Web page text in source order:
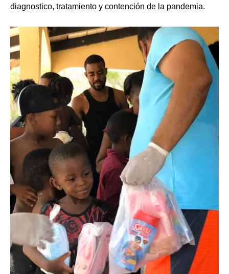
diagnostico, tratamiento y contención de la pandemia.